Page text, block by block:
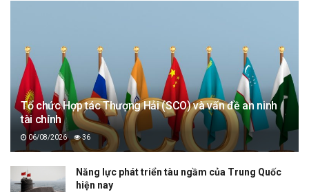
Tổ chức Hợp tác Thượng Hải (SCO) và vấn đề an ninh
tài chính
06/08/2026 36
Năng lực phát triển tàu ngầm của Trung Quốc
hiện nay